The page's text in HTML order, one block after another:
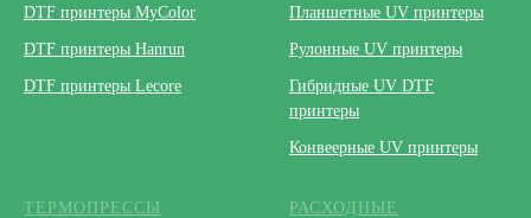
DTF принтеры MyColor
DTF принтеры Hanrun
DTF принтеры Lecore
Планшетные UV принтеры
Рулонные UV принтеры
Гибридные UV DTF
принтеры
Конвеерные UV принтеры
ТЕРМОПРЕССЫ
РАСХОДНЫЕ